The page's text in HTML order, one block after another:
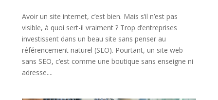
Avoir un site internet, c’est bien. Mais s’il n’est pas
visible, à quoi sert-il vraiment ? Trop d’entreprises
investissent dans un beau site sans penser au
référencement naturel (SEO). Pourtant, un site web
sans SEO, c’est comme une boutique sans enseigne ni
adresse....